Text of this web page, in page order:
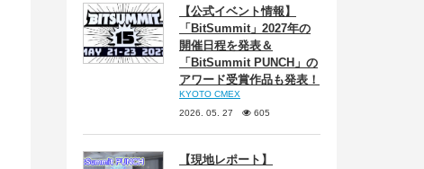
【公式イベント情報】
「BitSummit」2027年の
開催日程を発表＆
「BitSummit PUNCH」の
アワード受賞作品も発表！
KYOTO CMEX
2026. 05. 27
605
【現地レポート】